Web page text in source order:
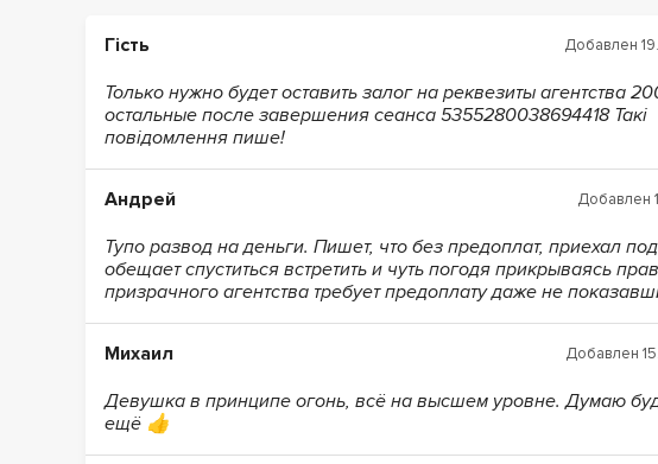
Гість Добавлен
Только нужно будет оставить залог на реквезиты агентства
остальные после завершения сеанса 5355280038694418 Такі
повідомлення пише!
Андрей Добавлен
Тупо развод на деньги. Пишет, что без предоплат, приехал
обещает спуститься встретить и чуть погодя прикрываясь
призрачного агентства требует предоплату даже не
Михаил Добавлен
Девушка в принципе огонь, всё на высшем уровне. Думаю
ещё 👍